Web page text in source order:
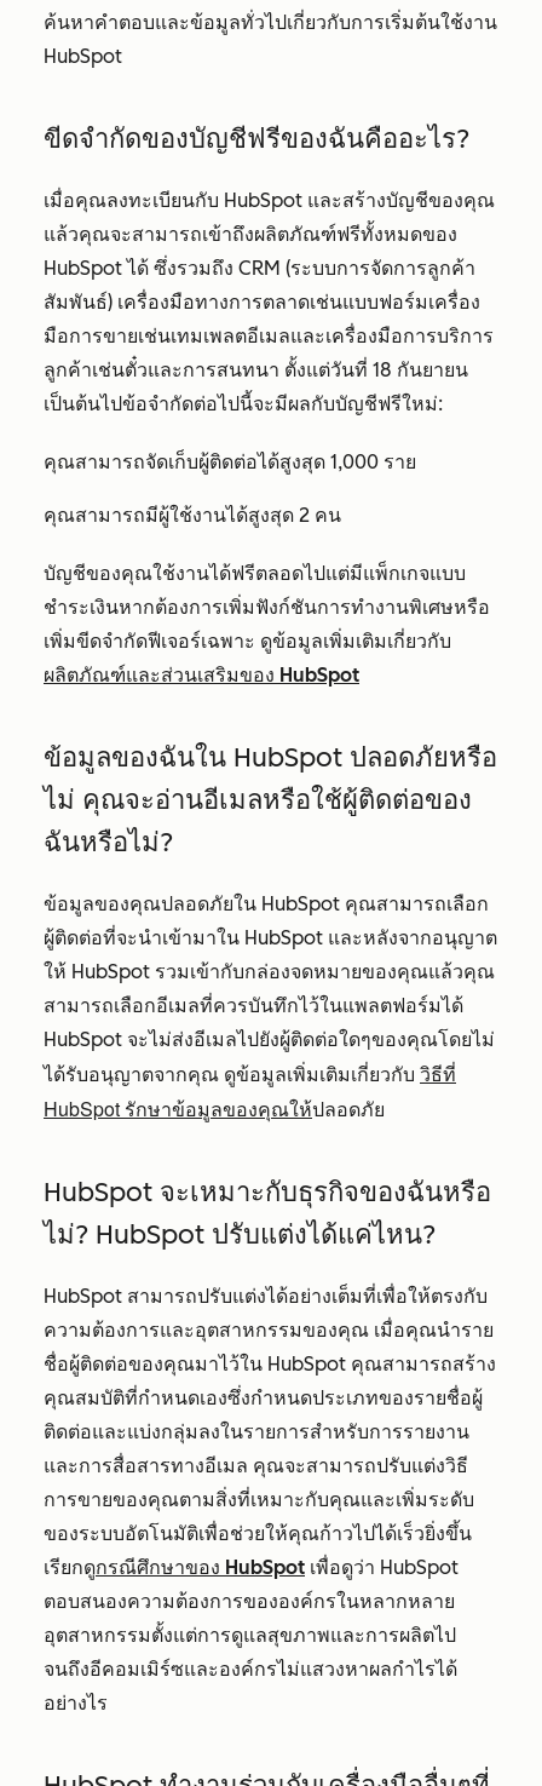
ค้นหาคำตอบและข้อมูลทั่วไปเกี่ยวกับการเริ่มต้นใช้งาน
HubSpot
ขีดจำกัดของบัญชีฟรีของฉันคืออะไร?
เมื่อคุณลงทะเบียนกับ HubSpot และสร้างบัญชีของคุณ
แล้วคุณจะสามารถเข้าถึงผลิตภัณฑ์ฟรีทั้งหมดของ
HubSpot ได้ ซึ่งรวมถึง CRM (ระบบการจัดการลูกค้า
สัมพันธ์) เครื่องมือทางการตลาดเช่นแบบฟอร์มเครื่อง
มือการขายเช่นเทมเพลตอีเมลและเครื่องมือการบริการ
ลูกค้าเช่นตั๋วและการสนทนา ตั้งแต่วันที่ 18 กันยายน
เป็นต้นไปข้อจำกัดต่อไปนี้จะมีผลกับบัญชีฟรีใหม่:
คุณสามารถจัดเก็บผู้ติดต่อได้สูงสุด 1,000 ราย
คุณสามารถมีผู้ใช้งานได้สูงสุด 2 คน
บัญชีของคุณใช้งานได้ฟรีตลอดไปแต่มีแพ็กเกจแบบ
ชำระเงินหากต้องการเพิ่มฟังก์ชันการทำงานพิเศษหรือ
เพิ่มขีดจำกัดฟีเจอร์เฉพาะ ดูข้อมูลเพิ่มเติมเกี่ยวกับ
ผลิตภัณฑ์และส่วนเสริมของ HubSpot
ข้อมูลของฉันใน HubSpot ปลอดภัยหรือ
ไม่ คุณจะอ่านอีเมลหรือใช้ผู้ติดต่อของ
ฉันหรือไม่?
ข้อมูลของคุณปลอดภัยใน HubSpot คุณสามารถเลือก
ผู้ติดต่อที่จะนำเข้ามาใน HubSpot และหลังจากอนุญาต
ให้ HubSpot รวมเข้ากับกล่องจดหมายของคุณแล้วคุณ
สามารถเลือกอีเมลที่ควรบันทึกไว้ในแพลตฟอร์มได้
HubSpot จะไม่ส่งอีเมลไปยังผู้ติดต่อใดๆของคุณโดยไม่
ได้รับอนุญาตจากคุณ ดูข้อมูลเพิ่มเติมเกี่ยวกับ วิธีที่
HubSpot รักษาข้อมูลของคุณให้ปลอดภัย
HubSpot จะเหมาะกับธุรกิจของฉันหรือ
ไม่? HubSpot ปรับแต่งได้แค่ไหน?
HubSpot สามารถปรับแต่งได้อย่างเต็มที่เพื่อให้ตรงกับ
ความต้องการและอุตสาหกรรมของคุณ เมื่อคุณนำราย
ชื่อผู้ติดต่อของคุณมาไว้ใน HubSpot คุณสามารถสร้าง
คุณสมบัติที่กำหนดเองซึ่งกำหนดประเภทของรายชื่อผู้
ติดต่อและแบ่งกลุ่มลงในรายการสำหรับการรายงาน
และการสื่อสารทางอีเมล คุณจะสามารถปรับแต่งวิธี
การขายของคุณตามสิ่งที่เหมาะกับคุณและเพิ่มระดับ
ของระบบอัตโนมัติเพื่อช่วยให้คุณก้าวไปได้เร็วยิ่งขึ้น
เรียกดูกรณีศึกษาของ HubSpot เพื่อดูว่า HubSpot
ตอบสนองความต้องการขององค์กรในหลากหลาย
อุตสาหกรรมตั้งแต่การดูแลสุขภาพและการผลิตไป
จนถึงอีคอมเมิร์ซและองค์กรไม่แสวงหาผลกำไรได้
อย่างไร